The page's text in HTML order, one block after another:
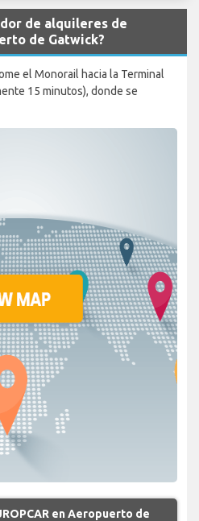
de alquileres de
de Gatwick?
el Monorail hacia la Terminal
15 minutos), donde se
en Aeropuerto de